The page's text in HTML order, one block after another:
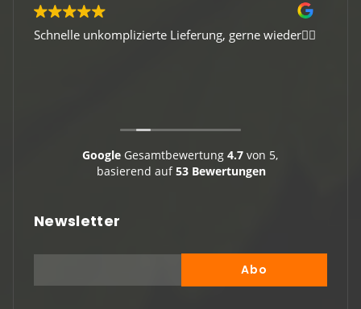
Schnelle unkomplizierte Lieferung, gerne wieder👍🏻
GoogleGesamtbewertung 4.7von 5,
basierend auf53 Bewertungen
Newsletter